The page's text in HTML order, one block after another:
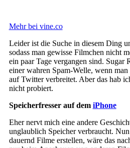
Mehr bei vine.co
Leider ist die Suche in diesem Ding
sodass man gewisse Filmchen nicht
ein paar Tage vergangen sind. Sugar
einer wahren Spam-Welle, wenn man
auf Twitter verbreitet. Aber das hab
nicht probiert.
Speicherfresser auf dem iPhone
Eher nervt mich eine andere
unglaublich Speicher verbraucht.
dauernd Filme erstellen, wäre das